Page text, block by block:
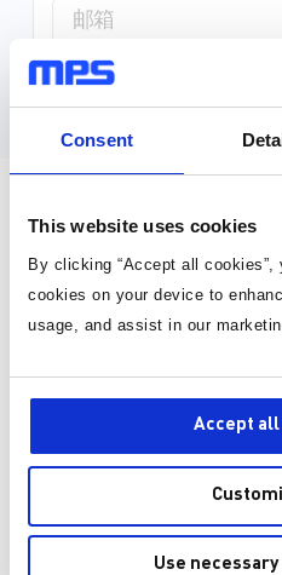
Consent
This website uses cookies
By clicking “Accept all
cookies on your device to
usage, and assist in our
Accept all
Use
直接从MPS购买
询价或
技术论坛